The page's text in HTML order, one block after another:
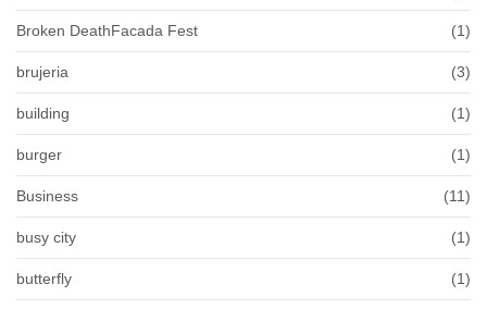
Broken DeathFacada Fest (1)
brujeria (3)
building (1)
burger (1)
Business (11)
busy city (1)
butterfly (1)